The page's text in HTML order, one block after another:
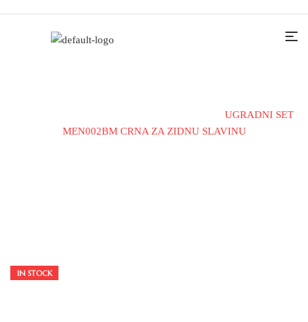
UGRADNI SET
MEN002BM CRNA ZA ZIDNU SLAVINU
IN STOCK